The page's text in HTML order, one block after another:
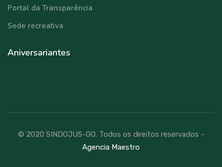
Portal da Transparência
Sede recreativa
Aniversariantes
© 2020 SINDOJUS-GO. Todos os direitos reservados -
Agencia Maestro